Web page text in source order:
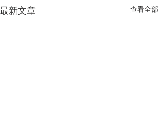
最新文章 查看全部